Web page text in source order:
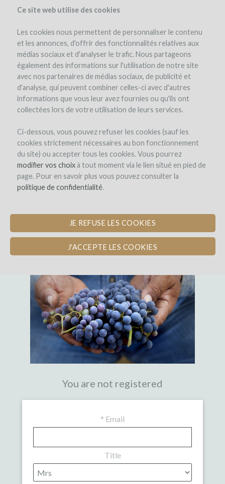
Ce site web utilise des cookies
Les cookies nous permettent de personnaliser le contenu
et les annonces, d'offrir des fonctionnalités relatives aux
médias sociaux et d'analyser le trafic. Nous partageons
également des informations sur l'utilisation de notre site
avec nos partenaires de médias sociaux, de publicité et
d'analyse, qui peuvent combiner celles-ci avec d'autres
informations que vous leur avez fournies ou qu'ils ont
collectées lors de votre utilisation de leurs services.
Ci-dessous, vous pouvez refuser les cookies (sauf les
cookies strictement nécessaires au bon fonctionnement
du site) ou accepter tous les cookies. Vous pourrez
modifier vos choixà tout moment via le lien situé en pied de
page. Pour en savoir plus vous pouvez consulter la
politique de confidentialité.
JE REFUSE LES COOKIES
J'ACCEPTE LES COOKIES
SIGN-UP
Welcome on
THE FIRST CROWDFUNDING PLATFORM
WITH EXPERTISE IN WINE
You are not registered
* Email
Title